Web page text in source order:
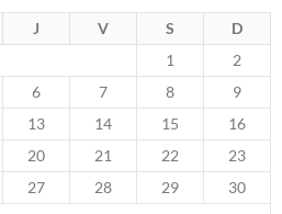
J V S
D
1
2
6 7 8
9
13 14 15
16
20 21 22
23
27 28 29
30